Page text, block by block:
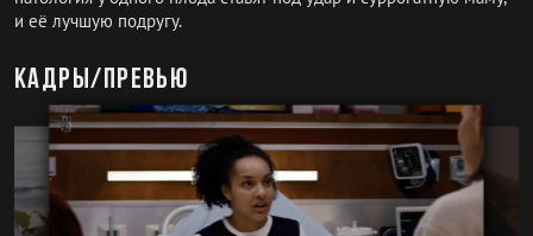
и её лучшую подругу.
Кадры/превью